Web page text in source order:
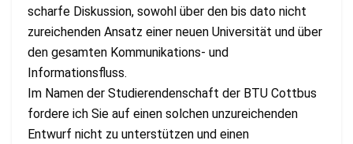
scharfe Diskussion, sowohl über den bis dato nicht
zureichenden Ansatz einer neuen Universität und über
den gesamten Kommunikations- und
Informationsfluss.
Im Namen der Studierendenschaft der BTU Cottbus
fordere ich Sie auf einen solchen unzureichenden
Entwurf nicht zu unterstützen und einen